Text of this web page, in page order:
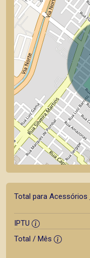
Total para Acessórios
IPTU
Total / Mês